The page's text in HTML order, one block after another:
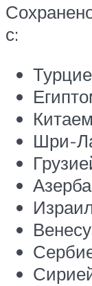
с:
Шри-